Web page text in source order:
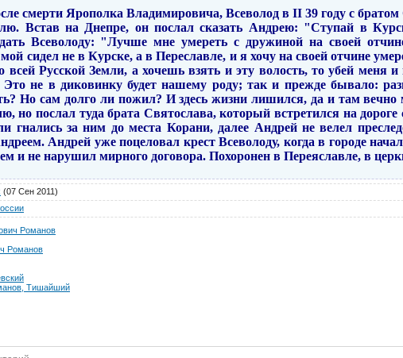
смерти Ярополка Владимировича, Всеволод в II 39 году с
Встав на Днепре, он послал сказать Андрею: "Ступай в
Всеволоду: "Лучше мне умереть с дружиной на своей
сидел не в Курске, а в Переславле, и я хочу на своей отчине
всей Русской Земли, а хочешь взять и эту волость, то убей меня
Это не в диковинку будет нашему роду; так и прежде бывало:
Но сам долго ли пожил? И здесь жизни лишился, да и там вечно
но послал туда брата Святослава, который встретился на
гнались за ним до места Корани, далее Андрей не велел
Андрей уже поцеловал крест Всеволоду, когда в городе
и не нарушил мирного договора. Похоронен в Переяславле, в
(07 Сен 2011)
Романов
Романов
Тишайший